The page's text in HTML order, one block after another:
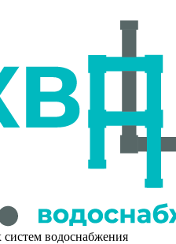
водоснабжения